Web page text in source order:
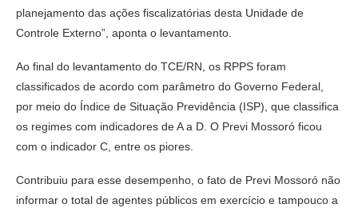
planejamento das ações fiscalizatórias desta Unidade de
Controle Externo”, aponta o levantamento.
Ao final do levantamento do TCE/RN, os RPPS foram
classificados de acordo com parâmetro do Governo Federal,
por meio do Índice de Situação Previdência (ISP), que classifica
os regimes com indicadores de A a D. O Previ Mossoró ficou
com o indicador C, entre os piores.
Contribuiu para esse desempenho, o fato de Previ Mossoró não
informar o total de agentes públicos em exercício e tampouco a